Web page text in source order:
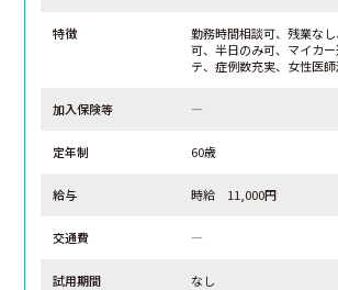
特徴
勤務時間相談可、残業な
可、半日のみ可、マイカ
テ、症例数充実、女性医
加入保険等 ―
定年制 60歳
給与 時給 11,000円
交通費 ―
試用期間 なし